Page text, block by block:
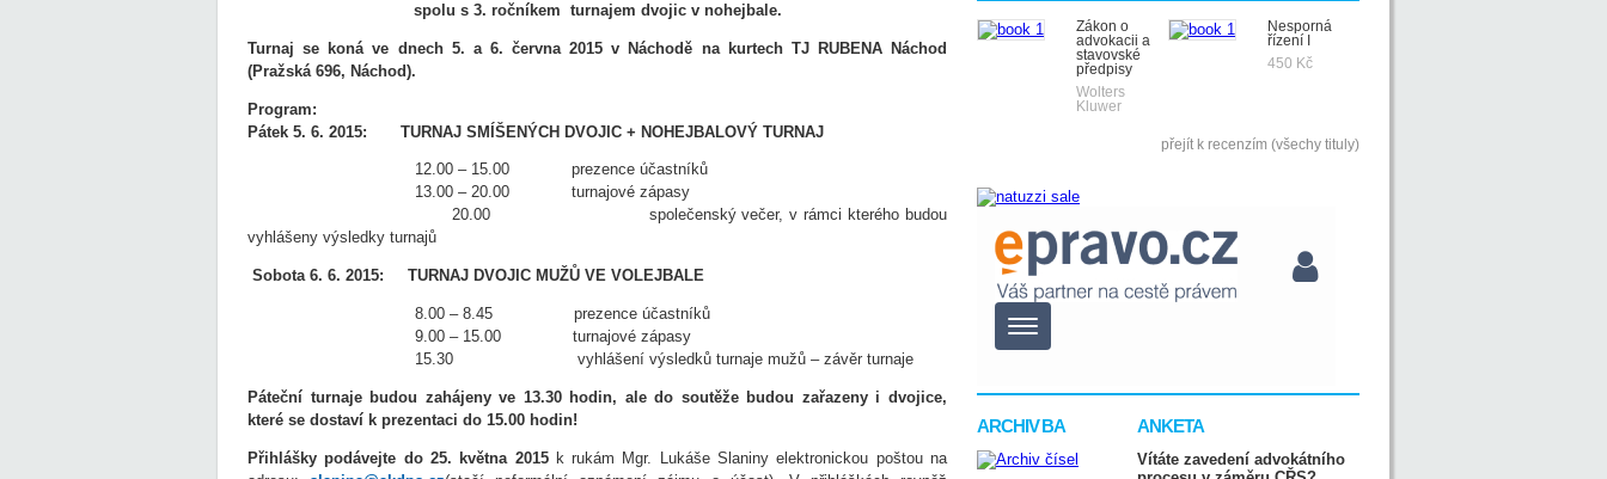
Zákon o
advokacii a
stavovské
předpisy
Wolters
Kluwer
Nesporná
řízení I
450 Kč
přejít k recenzím (všechy tituly)
ARCHIV BA ANKETA
Vítáte zavedení advokátního
spolu s 3. ročníkem turnajem dvojic v nohejbale.
Turnaj se koná ve dnech 5. a 6. června 2015 v Náchodě na kurtech TJ RUBENA Náchod
(Pražská 696, Náchod).
Program:
Pátek 5. 6. 2015: TURNAJ SMÍŠENÝCH DVOJIC + NOHEJBALOVÝ TURNAJ
12.00 – 15.00 prezence účastníků
13.00 – 20.00 turnajové zápasy
20.00 společenský večer, v rámci kterého budou
vyhlášeny výsledky turnajů
Sobota 6. 6. 2015: TURNAJ DVOJIC MUŽŮ VE VOLEJBALE
8.00 – 8.45 prezence účastníků
9.00 – 15.00 turnajové zápasy
15.30 vyhlášení výsledků turnaje mužů – závěr turnaje
Páteční turnaje budou zahájeny ve 13.30 hodin, ale do soutěže budou zařazeny i dvojice,
které se dostaví k prezentaci do 15.00 hodin!
Přihlášky podávejte do 25. května 2015k rukám Mgr. Lukáše Slaniny elektronickou poštou na